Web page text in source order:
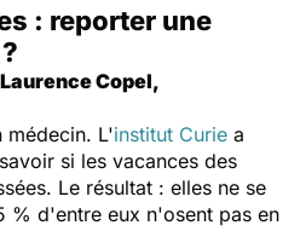
: reporter une
Copel,
médecin. L'institut Curie a
si les vacances des
Le résultat : elles ne se
% d'entre eux n'osent pas en